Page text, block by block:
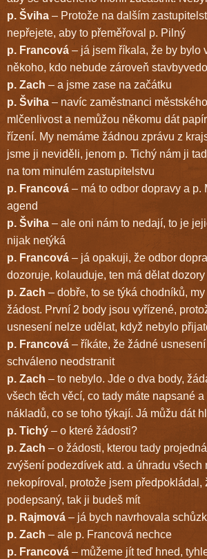
p. Šviha – Protože na dalším
nepřejete, aby to přeměřoval p. Pilný
p. Francová – já jsem říkala, že by bylo
někoho, kdo nebude zároveň
p. Zach – a jsme zase na začátku
p. Šviha – navíc zaměstnanci
mlčenlivost a nemůžou někomu dát
řízení. My nemáme žádnou zprávu z
jsme ji neviděli, jenom p. Tichý nám ji
na tom minulém zastupitelstvu
p. Francová – má to odbor dopravy a p.
agend
p. Šviha – ale oni nám to nedají, to je
nijak netýká
p. Francová – já opakuji, že odbor
dozoruje, kolauduje, ten má dělat dozory
p. Zach – dobře, to se týká chodníků,
žádost. První 2 body jsou vyřízené,
usnesení nelze udělat, když nebylo
p. Francová – říkáte, že žádné
schváleno neodstranit
p. Zach – to nebylo. Jde o dva body,
všech těch věcí, co tady máte napsané
nákladů, co se toho týkají. Já můžu dát
p. Tichý – o které žádosti?
p. Zach – o žádosti, kterou tady
zvýšení podezdívek atd. a úhradu všech
nekopíroval, protože jsem předpokládal,
podepsaný, tak ji budeš mít
p. Rajmová – já bych navrhovala
p. Zach – ale p. Francová nechce
p. Francová – můžeme jít teď hned,